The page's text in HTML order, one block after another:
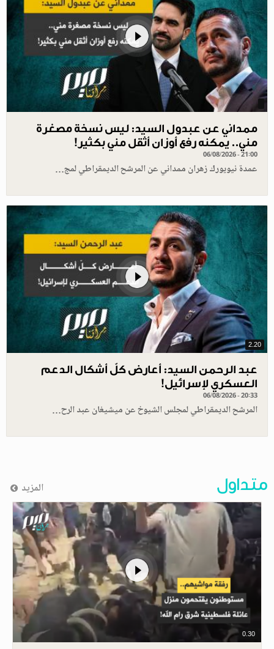
ممداني عن عبدول السيد: ليس نسخة مصغرة
مني.. يمكنه رفع أوزان أثقل مني بكثير!
06/08/2026 - 21:00
عمدة نيويورك زهران ممداني عن المرشح الديمقراطي لمج…
2.20
عبد الرحمن السيد: أعارض كلّ أشكال الدعم
العسكري لإسرائيل!
06/08/2026 - 20:33
المرشح الديمقراطي لمجلس الشيوخ عن ميشيغان عبد الرح…
متداول المزيد
0.30